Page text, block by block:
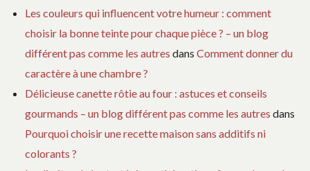
Les couleurs qui influencent votre humeur : comment
choisir la bonne teinte pour chaque pièce ? – un blog
différent pas comme les autres dans Comment donner du
caractère à une chambre ?
Délicieuse canette rôtie au four : astuces et conseils
gourmands – un blog différent pas comme les autres dans
Pourquoi choisir une recette maison sans additifs ni
colorants ?